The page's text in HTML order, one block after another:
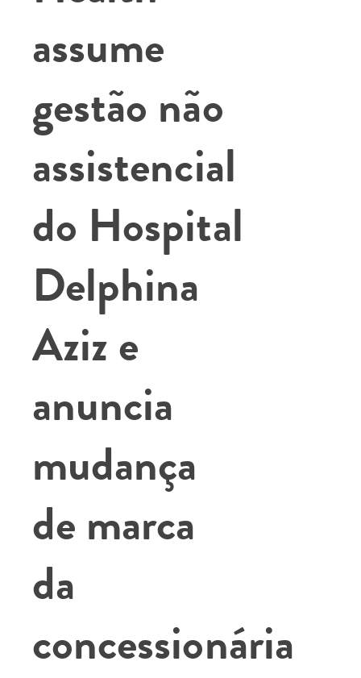
assume
gestão não
assistencial
do Hospital
Delphina
Aziz e
anuncia
mudança
de marca
da
concessionária